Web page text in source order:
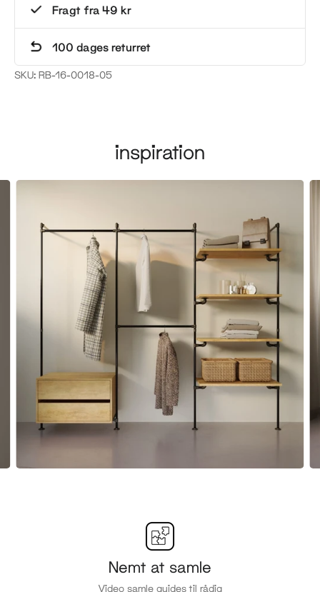
Fragt fra 49 kr
100 dages returret
SKU: RB-16-0018-05
inspiration
Nemt at samle
Video samle guides til rådig